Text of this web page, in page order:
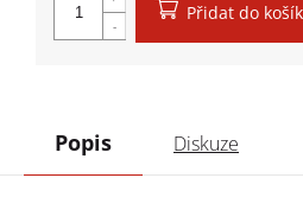
Přidat do
Popis Diskuze